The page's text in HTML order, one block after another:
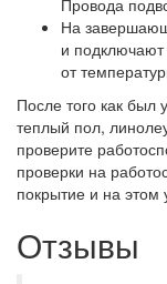
Провода
На
и подключают
от
После того как был
теплый пол,
проверите
проверки на
покрытие и на этом
Отзывы